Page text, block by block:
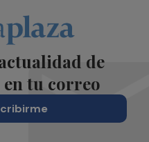
de
en tu correo